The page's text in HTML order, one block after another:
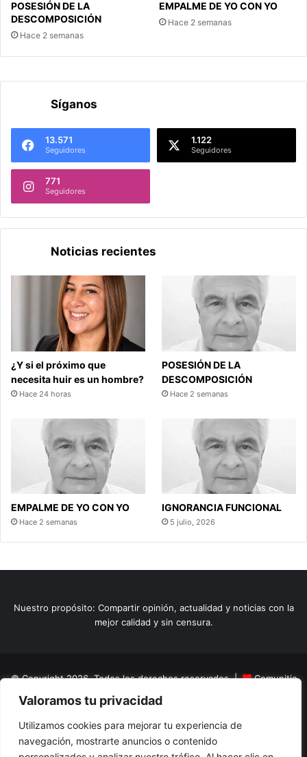
Valoramos tu privacidad
Utilizamos cookies para mejorar tu experiencia de
navegación, mostrarte anuncios o contenido
POSESIÓN DE LA
DESCOMPOSICIÓN
Hace 2 semanas
EMPALME DE YO CON YO
Hace 2 semanas
Síganos
13.571
Seguidores
1.122
Seguidores
771
Seguidores
Noticias recientes
¿Y si el próximo que
necesita huir es un hombre?
Hace 24 horas
POSESIÓN DE LA
DESCOMPOSICIÓN
Hace 2 semanas
EMPALME DE YO CON YO
Hace 2 semanas
IGNORANCIA FUNCIONAL
5 julio, 2026
Nuestro propósito: Compartir opinión, actualidad y noticias con la
mejor calidad y sin censura.
© Copyright 2026, Todos los derechos reservados |
Comunitic
SAS BICNit 901228106
Home
Actualidad Variedades Opinion Turismo
El Tinteadero
Caricaturas Reportajes